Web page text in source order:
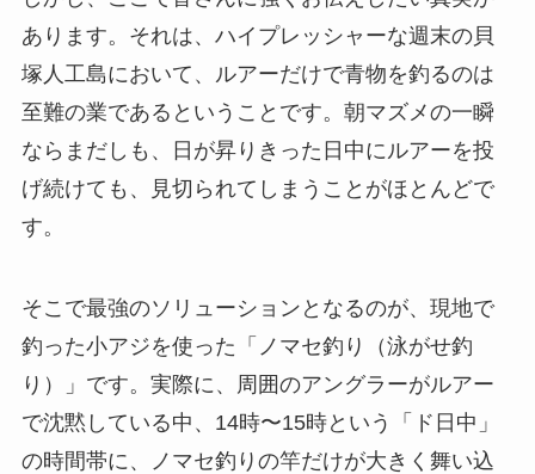
あります。それは、 ハイプレッシャーな週末の貝
塚人工島において、ルアーだけで青物を釣るのは
至難の業である ということです。朝マズメの一瞬
ならまだしも、日が昇りきった日中にルアーを投
げ続けても、見切られてしまうことがほとんどで
す。
そこで最強のソリューションとなるのが、現地で
釣った小アジを使った「ノマセ釣り（泳がせ釣
り）」です。実際に、周囲のアングラーがルアー
で沈黙している中、14時〜15時という「ド日中」
の時間帯に、ノマセ釣りの竿だけが大きく舞い込